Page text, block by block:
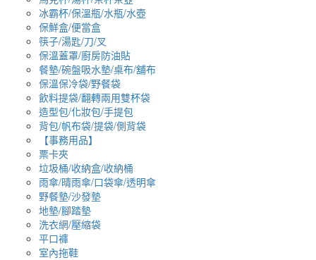
冰霸杯/保溫瓶/水瓶/水壺
保鮮盒/便當盒
筷子/湯匙/刀/叉
保溫蓋罩/廚房防油貼
餐墊/碗盤吸水墊/桌布/舖布
保溫保冷袋/野餐袋
飲料提袋/翻轉兩用雙杯袋
造型包/化妝包/手提包
背包/帆布袋/提袋/側背袋
【事務用品】
票卡夾
垃圾桶/收納盒/收納桶
雨傘/晴雨傘/口袋傘/透明傘
野餐墊/沙發墊
地墊/腳踏墊
洗衣網/壓縮袋
平口褲
室內拖鞋